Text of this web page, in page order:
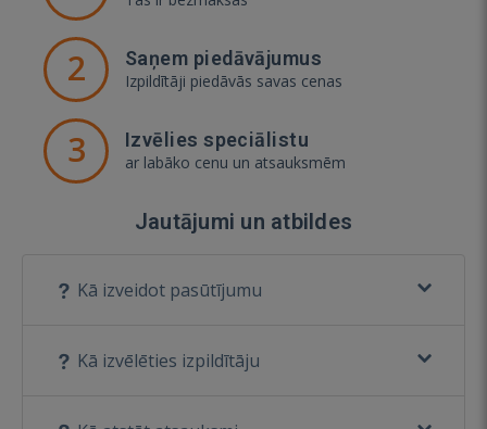
2 Saņem piedāvājumus
Izpildītāji piedāvās savas cenas
3 Izvēlies speciālistu
ar labāko cenu un atsauksmēm
Jautājumi un atbildes
Kā izveidot pasūtījumu
Kā izvēlēties izpildītāju